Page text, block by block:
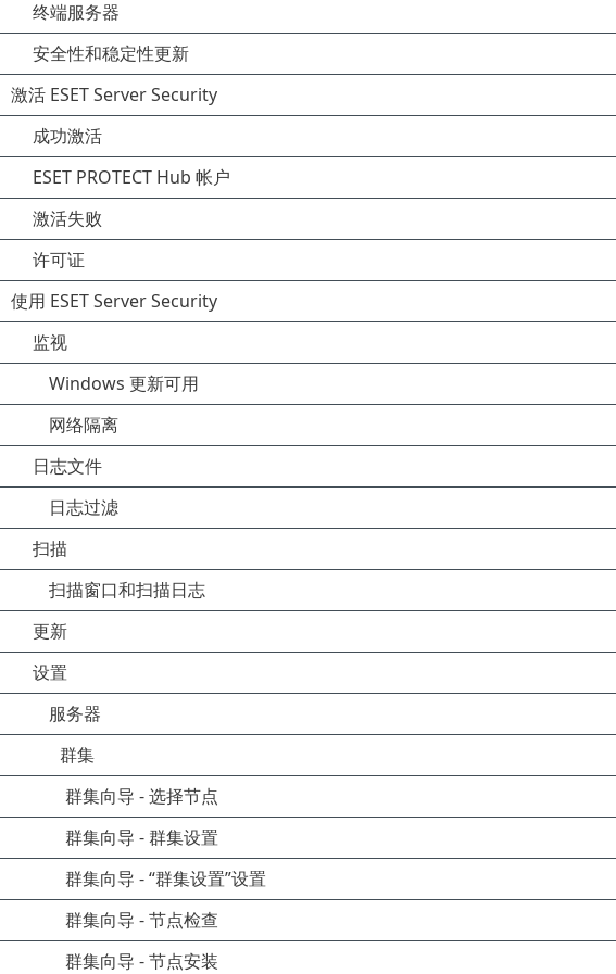
终端服务器
安全性和稳定性更新
激活 ESET Server Security
成功激活
ESET PROTECT Hub 帐户
激活失败
许可证
使用 ESET Server Security
监视
Windows 更新可用
网络隔离
日志文件
日志过滤
扫描
扫描窗口和扫描日志
更新
设置
服务器
群集
群集向导 - 选择节点
群集向导 - 群集设置
群集向导 - “群集设置”设置
群集向导 - 节点检查
群集向导 - 节点安装